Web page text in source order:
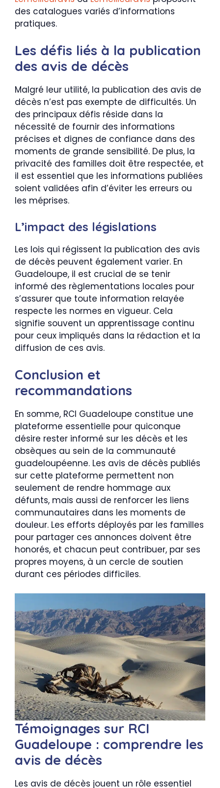
des catalogues variés d’informations
pratiques.
Les défis liés à la publication
des avis de décès
Malgré leur utilité, la publication des avis de
décès n’est pas exempte de difficultés. Un
des principaux défis réside dans la
nécessité de fournir des informations
précises et dignes de confiance dans des
moments de grande sensibilité. De plus, la
privacité des familles doit être respectée, et
il est essentiel que les informations publiées
soient validées afin d’éviter les erreurs ou
les méprises.
L’impact des législations
Les lois qui régissent la publication des avis
de décès peuvent également varier. En
Guadeloupe, il est crucial de se tenir
informé des règlementations locales pour
s’assurer que toute information relayée
respecte les normes en vigueur. Cela
signifie souvent un apprentissage continu
pour ceux impliqués dans la rédaction et la
diffusion de ces avis.
Conclusion et
recommandations
En somme, RCI Guadeloupe constitue une
plateforme essentielle pour quiconque
désire rester informé sur les décès et les
obsèques au sein de la communauté
guadeloupéenne. Les avis de décès publiés
sur cette plateforme permettent non
seulement de rendre hommage aux
défunts, mais aussi de renforcer les liens
communautaires dans les moments de
douleur. Les efforts déployés par les familles
pour partager ces annonces doivent être
honorés, et chacun peut contribuer, par ses
propres moyens, à un cercle de soutien
durant ces périodes difficiles.
Témoignages sur RCI
Guadeloupe : comprendre les
avis de décès
Les avis de décès jouent un rôle essentiel